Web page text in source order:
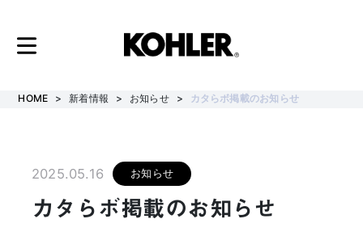
コ
テHOME 新着情報 お知らせ カタらボ掲載のお知らせ
2025.05.16 お知らせ
カタらボ掲載のお知らせ